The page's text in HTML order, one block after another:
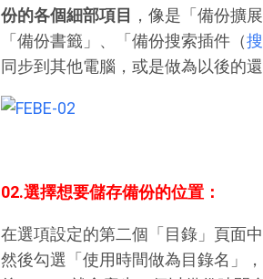
份的各個細部項目
，像是「備份擴
「備份書籤」、「備份搜索插件（
同步到其他電腦，或是做為以後的
02.選擇想要儲存備份的位置：
在選項設定的第二個「目錄」頁面
然後勾選「使用時間做為目錄名」